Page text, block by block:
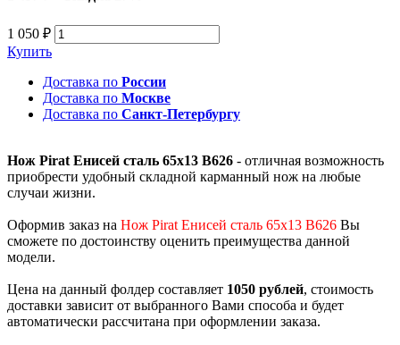
1 050 ₽
Купить
Доставка по России
Доставка по Москве
Доставка по Санкт-Петербургу
Нож Pirat Енисей сталь 65х13 B626 - отличная возможность
приобрести удобный складной карманный нож на любые
случаи жизни.
Оформив заказ на Нож Pirat Енисей сталь 65х13 B626 Вы
сможете по достоинству оценить преимущества данной
модели.
Цена на данный фолдер составляет 1050 рублей, стоимость
доставки зависит от выбранного Вами способа и будет
автоматически рассчитана при оформлении заказа.